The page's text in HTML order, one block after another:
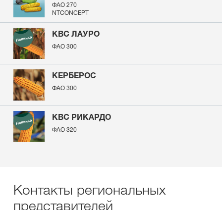
ФАО 270
NTCONCEPT
КВС ЛАУРО
ФАО 300
КЕРБЕРОС
ФАО 300
КВС РИКАРДО
ФАО 320
Контакты региональных
представителей